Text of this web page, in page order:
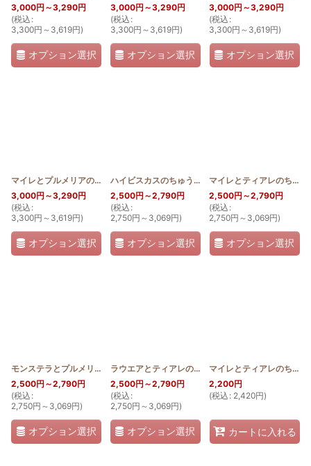
3,000円 ～3,290円
(税込 :
3,300円 ～3,619円)
オプション選択
3,000円 ～3,290円
(税込 :
3,300円 ～3,619円)
オプション選択
3,000円 ～3,290円
(税込 :
3,300円 ～3,619円)
オプション選択
マイレとプルメリアのおっきめキャラメルポーチ [ HQKP_PUL]
3,000円 ～3,290円
(税込 :
3,300円 ～3,619円)
オプション選択
ハイビスカスのちゅうくらいなキャラメルポーチ [
2,500円 ～2,790円
(税込 :
2,750円 ～3,069円)
オプション選択
マイレとティアレのちゅうくらいなキャラメルポーチ
2,500円 ～2,790円
(税込 :
2,750円 ～3,069円)
オプション選択
モンステラとプルメリアのちゅうくらいなキャラメルポーチ [ HQKP_MON]
2,500円 ～2,790円
(税込 :
2,750円 ～3,069円)
オプション選択
ラウエアとティアレのちゅうくらいなキャラメルポーチ
2,500円 ～2,790円
(税込 :
2,750円 ～3,069円)
オプション選択
マイレとティアレのちっちゃめキャラメルポーチ
2,200円
(税込 : 2,420円)
カートに入れる